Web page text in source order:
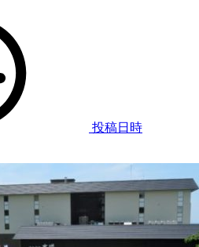
投稿日時